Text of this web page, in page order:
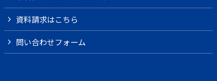
資料請求はこちら
問い合わせフォーム